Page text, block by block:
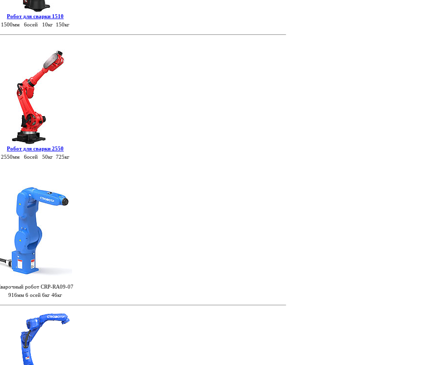
Робот для сварки 1510
1500мм 6осей 10кг 150кг
Робот для сварки 2550
2550мм 6осей 50кг 725кг
робот CRP-RA09-07
916мм 6 осей 6кг 46кг